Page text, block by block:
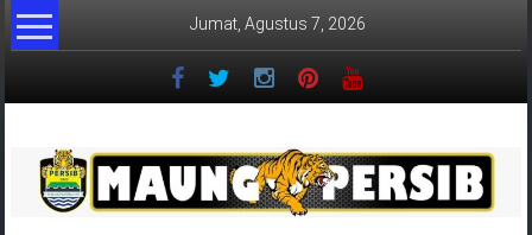
Lompat
ke
Jumat, Agustus 7, 2026